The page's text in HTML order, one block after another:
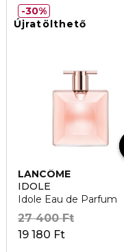
Újratölthető
LANCÔME
IDOLE
Idole Eau de Parfum
19 180 Ft
27 400 Ft
30%